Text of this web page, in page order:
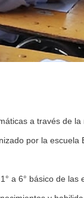
a través de
por la
a 6° básico de las